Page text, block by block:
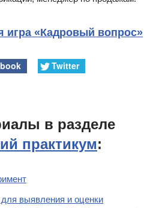
игра «Кадровый вопрос»
Twitter
в разделе
практикум:
выявления и оценки